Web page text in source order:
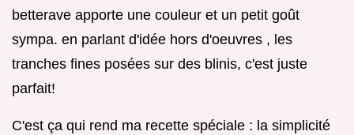
betterave apporte une couleur et un petit goût
sympa. en parlant d'idée hors d'oeuvres , les
tranches fines posées sur des blinis, c'est juste
parfait!
C'est ça qui rend ma recette spéciale : la simplicité